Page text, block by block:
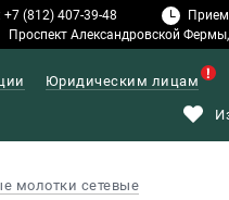
+7 (812) 407-39-48 Прием
Проспект Александровской
Юридическим лицам
молотки сетевые